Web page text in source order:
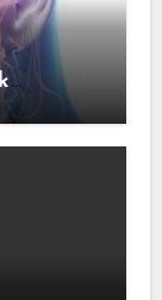
Guna
Pasien